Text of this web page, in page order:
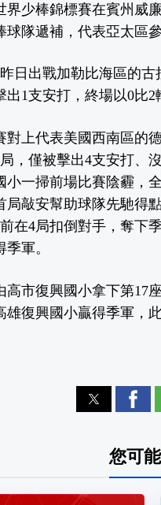
界少棒錦標賽在賓州威
隊遞補，代表亞太區參
日出戰加勒比海區的
1支安打，終場以0比2
對上代表美國西南區的
，僅被擊出4支安打、
小一掃前場比賽陰霾，
局敲安幫助球隊先馳得
在4局扣倒對手，奪下
軍。
高市復興國小拿下第17
雄復興國小贏得季軍，
您可